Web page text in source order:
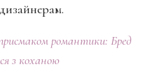
романтики: Бред
з коханою